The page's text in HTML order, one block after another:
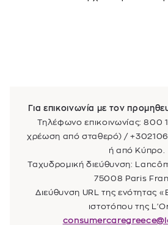
Για επικοινωνία με τον
Τηλέφωνο επικοινωνίας: 800
χρέωση από σταθερό) /
ή από Κύπρο.
Ταχυδρομική διεύθυνση:
75008 Paris
Διεύθυνση URL της ενότητας
ιστοτόπου της